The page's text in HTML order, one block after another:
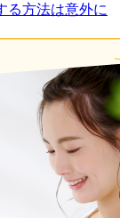
る方法は意外に